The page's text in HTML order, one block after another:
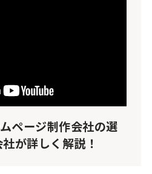
ページ制作会社の選
が詳しく解説！